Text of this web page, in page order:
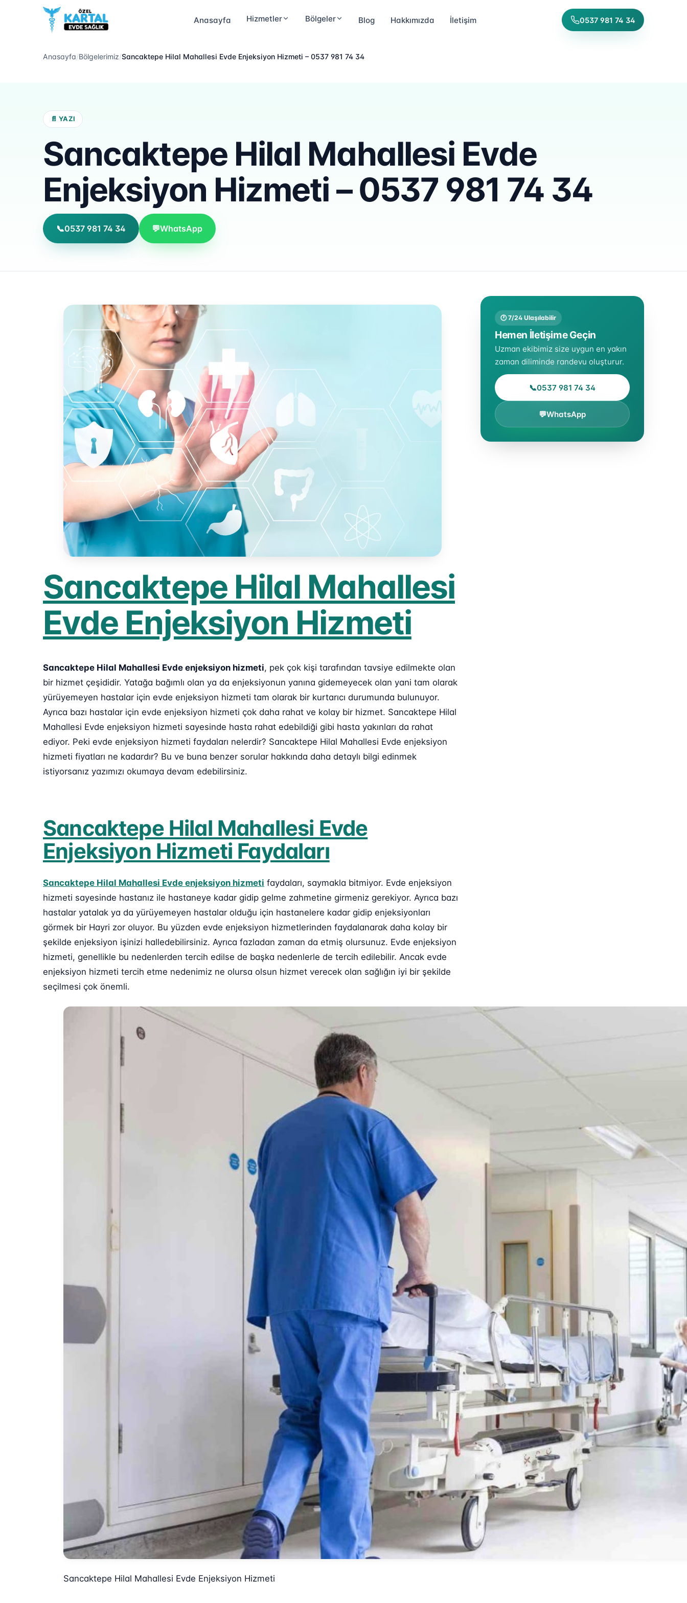
Anasayfa Hizmetler Bölgeler Blog Hakkımızda İletişim 0537 981 74 34
Anasayfa/Bölgelerimiz/Sancaktepe Hilal Mahallesi Evde Enjeksiyon Hizmeti – 0537 981 74 34
📄 YAZI
Sancaktepe Hilal Mahallesi Evde
Enjeksiyon Hizmeti – 0537 981 74 34
📞0537 981 74 34 💬WhatsApp
Sancaktepe Hilal Mahallesi
Evde Enjeksiyon Hizmeti
Sancaktepe Hilal Mahallesi Evde enjeksiyon hizmeti, pek çok kişi tarafından tavsiye edilmekte olan
bir hizmet çeşididir. Yatağa bağımlı olan ya da enjeksiyonun yanına gidemeyecek olan yani tam olarak
yürüyemeyen hastalar için evde enjeksiyon hizmeti tam olarak bir kurtarıcı durumunda bulunuyor.
Ayrıca bazı hastalar için evde enjeksiyon hizmeti çok daha rahat ve kolay bir hizmet. Sancaktepe Hilal
Mahallesi Evde enjeksiyon hizmeti sayesinde hasta rahat edebildiği gibi hasta yakınları da rahat
ediyor. Peki evde enjeksiyon hizmeti faydaları nelerdir? Sancaktepe Hilal Mahallesi Evde enjeksiyon
hizmeti fiyatları ne kadardır? Bu ve buna benzer sorular hakkında daha detaylı bilgi edinmek
istiyorsanız yazımızı okumaya devam edebilirsiniz.
Sancaktepe Hilal Mahallesi Evde
Enjeksiyon Hizmeti Faydaları
Sancaktepe Hilal Mahallesi Evde enjeksiyon hizmeti faydaları, saymakla bitmiyor. Evde enjeksiyon
hizmeti sayesinde hastanız ile hastaneye kadar gidip gelme zahmetine girmeniz gerekiyor. Ayrıca bazı
hastalar yatalak ya da yürüyemeyen hastalar olduğu için hastanelere kadar gidip enjeksiyonları
görmek bir Hayri zor oluyor. Bu yüzden evde enjeksiyon hizmetlerinden faydalanarak daha kolay bir
şekilde enjeksiyon işinizi halledebilirsiniz. Ayrıca fazladan zaman da etmiş olursunuz. Evde enjeksiyon
hizmeti, genellikle bu nedenlerden tercih edilse de başka nedenlerle de tercih edilebilir. Ancak evde
enjeksiyon hizmeti tercih etme nedenimiz ne olursa olsun hizmet verecek olan sağlığın iyi bir şekilde
seçilmesi çok önemli.
Sancaktepe Hilal Mahallesi Evde Enjeksiyon Hizmeti
🕐 7/24 Ulaşılabilir
Hemen İletişime Geçin
Uzman ekibimiz size uygun en yakın
zaman diliminde randevu oluşturur.
📞0537 981 74 34
💬WhatsApp